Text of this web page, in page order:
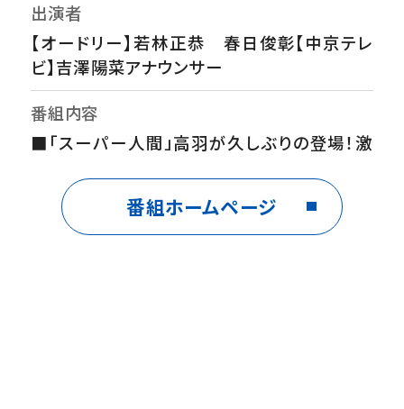
出演者
【オードリー】若林正恭 春日俊彰【中京テレ
ビ】吉澤陽菜アナウンサー
番組内容
■「スーパー人間」高羽が久しぶりの登場！激
を食べる新技に挑戦。集中力を超える「ある準
備」を経て、驚異の身体能力を披露する。■折
り紙の達人・小学生兄弟が自慢の作品を披露
番組ホームページ